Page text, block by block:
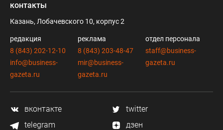
контакты
Казань, Лобачевского 10, корпус 2
редакция
8 (843) 202-12-10
info@business-
gazeta.ru
реклама
8 (843) 203-48-47
mir@business-
gazeta.ru
отдел персонала
staff@business-
gazeta.ru
вконтакте
twitter
telegram
дзен